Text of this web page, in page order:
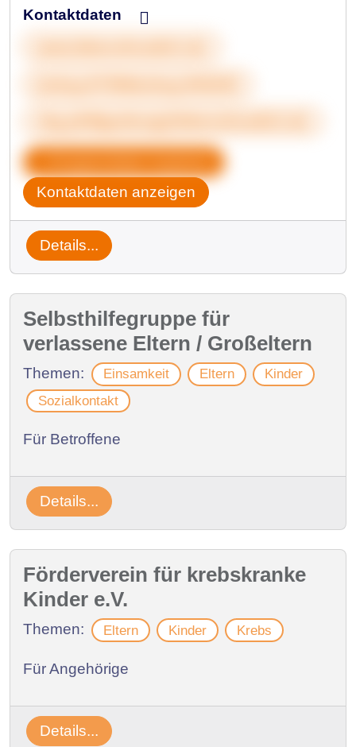
Kontaktdaten
Kontaktdaten anzeigen
Details...
Selbsthilfegruppe für
verlassene Eltern / Großeltern
Themen: Einsamkeit Eltern
Kinder
Sozialkontakt
Für Betroffene
Details...
Förderverein für krebskranke
Kinder e.V.
Themen: Eltern Kinder Krebs
Für Angehörige
Details...